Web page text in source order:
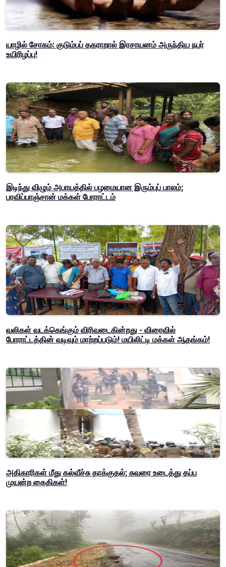
யாழில் சோகம்: குடும்பப் தகராறால் இரசாயனம் அருந்திய நபர்
உயிரிழப்பு!
இடிந்து விழும் அபாயத்தில் பழமையான இரும்புப் பாலம்;
பரவிப்பாஞ்சான் மக்கள் போராட்டம்
வலிகள் வடக்கெங்கும் விரிவடைகின்றது - விரைவில்
போராட்டத்தின் வடிவும் மாற்றப்படும்! மயிலிட்டி மக்கள் ஆதங்கம்!
அதிகாரிகள் மீது கல்வீச்சு தாக்குதல்; சுவரை உடைத்து தப்ப
முயன்ற கைதிகள்!